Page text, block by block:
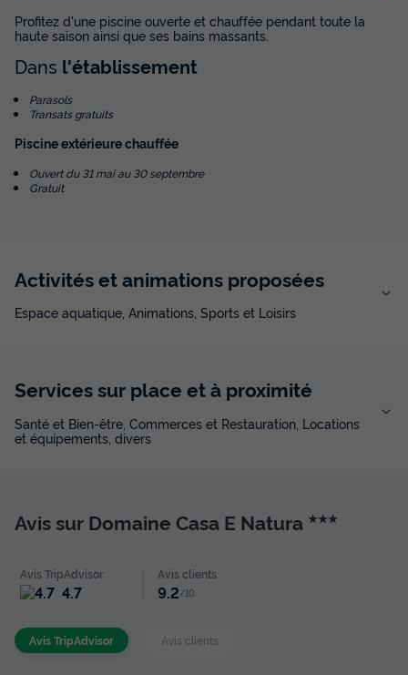
Profitez d'une piscine ouverte et chauffée pendant toute la
haute saison ainsi que ses bains massants.
Dans l'établissement
Parasols
Transats gratuits
Piscine extérieure chauffée
Ouvert du 31 mai au 30 septembre
Gratuit
Activités et animations proposées
Espace aquatique, Animations, Sports et Loisirs
Services sur place et à proximité
Santé et Bien-être, Commerces et Restauration, Locations
et équipements, divers
Avis sur Domaine Casa E Natura ★★★
Avis TripAdvisor
4.7
Avis clients
9.2/10
Avis TripAdvisor Avis clients